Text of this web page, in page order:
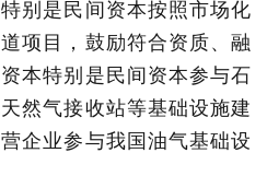
别是民间资本按照市场化
项目，鼓励符合资质、融
本特别是民间资本参与石
然气接收站等基础设施建
企业参与我国油气基础设